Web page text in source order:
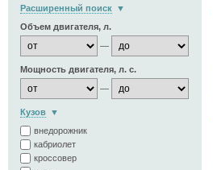
Расширенный поиск
Объем двигателя, л.
—
Мощность двигателя, л. с.
—
Кузов
внедорожник
кабриолет
кроссовер